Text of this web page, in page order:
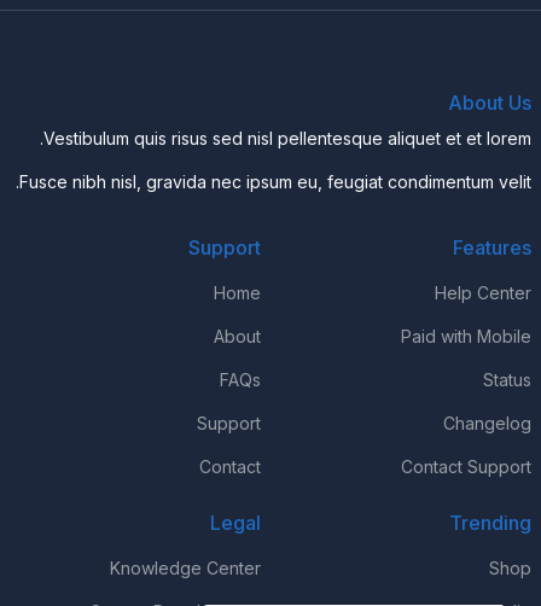
About Us
Vestibulum quis risus sed nisl pellentesque aliquet et et lorem.
Fusce nibh nisl, gravida nec ipsum eu, feugiat condimentum velit.
Features
Help Center
Paid with Mobile
Status
Changelog
Contact Support
Support
Home
About
FAQs
Support
Contact
Trending
Shop
Legal
Knowledge Center